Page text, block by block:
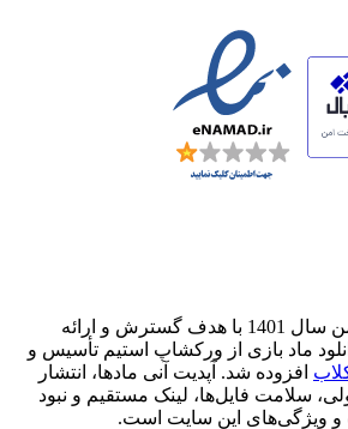
وبسایت مادکلاب در بهمن سال 1401 با هدف گسترش و ارائه
ماد بازی از ورکشاپ استیم تأسیس و
افزوده شد. آپدیت آنی مادها، انتشار
سلامت فایل‌ها، لینک مستقیم و نبود
و ویژگی‌های این سایت است.